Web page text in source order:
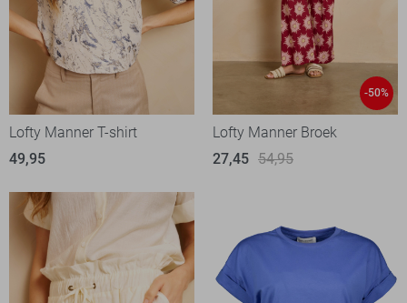
Lofty Manner T-shirt
49,95
-50%
Lofty Manner Broek
27,45 54,95